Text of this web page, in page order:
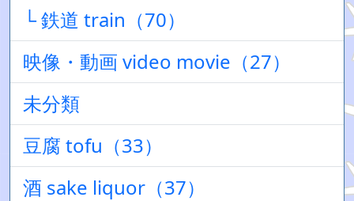
└ 鉄道 train（70）
映像・動画 video movie（27）
未分類
豆腐 tofu（33）
酒 sake liquor（37）